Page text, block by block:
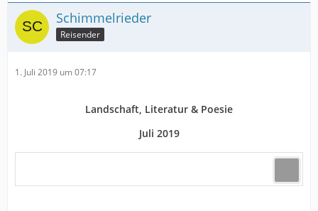
Schimmelrieder
Reisender
1. Juli 2019 um 07:17
Landschaft, Literatur & Poesie
Juli 2019